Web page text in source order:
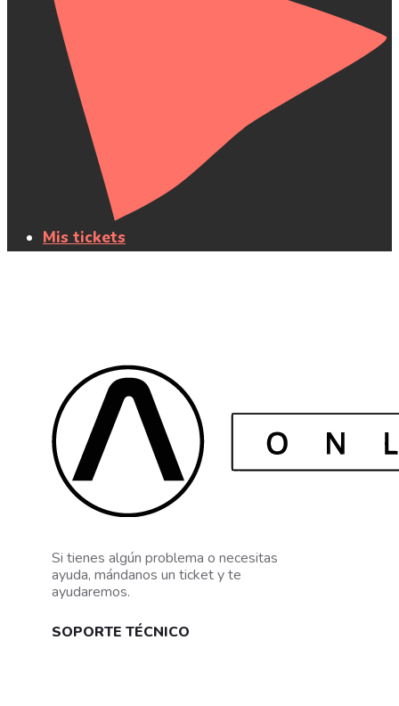
Mis tickets
Si tienes algún problema o necesitas
ayuda, mándanos un ticket y te
ayudaremos.
SOPORTE TÉCNICO